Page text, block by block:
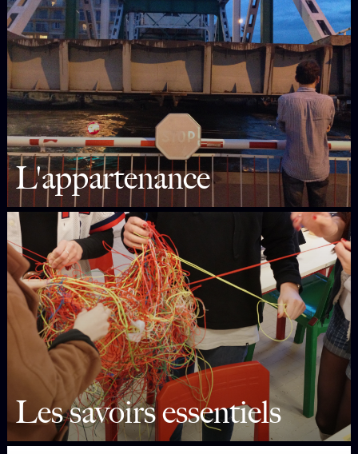
L'appartenance
Les savoirs essentiels